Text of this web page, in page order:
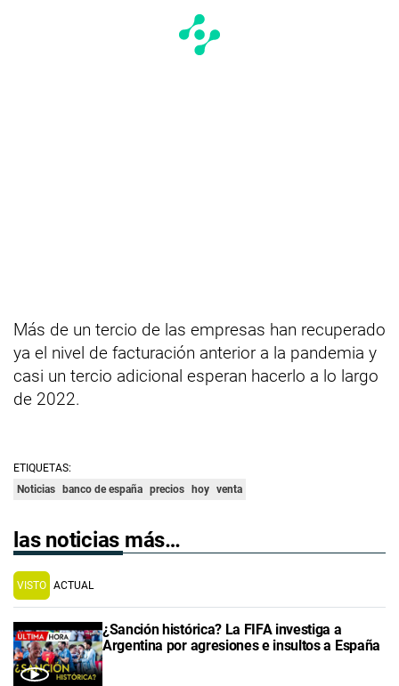
Más de un tercio de las empresas han recuperado
ya el nivel de facturación anterior a la pandemia y
casi un tercio adicional esperan hacerlo a lo largo
de 2022.
ETIQUETAS:
Noticias
banco de españa precios hoy venta
las noticias más…
VISTO ACTUAL
¿Sanción histórica? La FIFA investiga a
Argentina por agresiones e insultos a España